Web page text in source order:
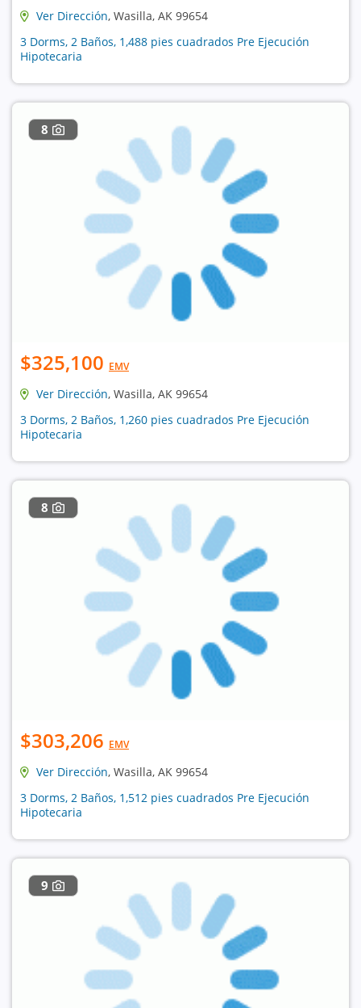
Ver Dirección, Wasilla, AK 99654
3 Dorms, 2 Baños, 1,488 pies cuadrados Pre Ejecución
Hipotecaria
8
$325,100 EMV
Ver Dirección, Wasilla, AK 99654
3 Dorms, 2 Baños, 1,260 pies cuadrados Pre Ejecución
Hipotecaria
8
$303,206 EMV
Ver Dirección, Wasilla, AK 99654
3 Dorms, 2 Baños, 1,512 pies cuadrados Pre Ejecución
Hipotecaria
9